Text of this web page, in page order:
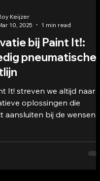
bij Paint It!:
pneumatische
It! streven we altijd naar
oplossingen die
aansluiten bij de wensen
Keijzer
10, 2025
1 min read